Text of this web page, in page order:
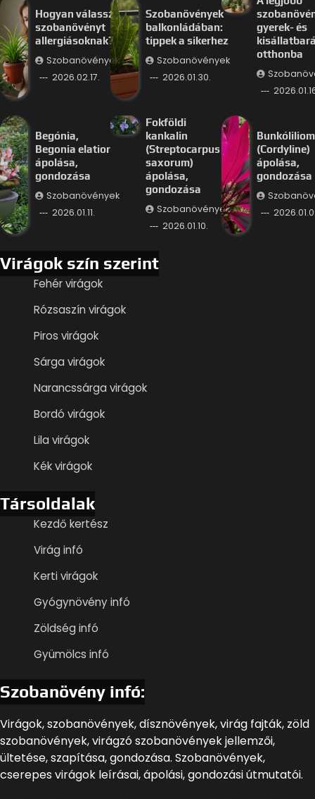
Hogyan válassz
szobanövényt
allergiásoknak?
Szobanövények
2026.02.17.
Szobanövények
balkonládában:
tippek a sikerhez
Szobanövények
2026.01.30.
gyerek- és
otthonba
Begónia,
Begonia elatior
ápolása,
gondozása
Szobanövények
2026.01.11.
Fokföldi
kankalin
(Streptocarpus
saxorum)
ápolása,
gondozása
Szobanövények
2026.01.10.
Bunkóliliom
(Cordyline)
ápolása,
gondozása
Virágok szín szerint
Fehér virágok
Rózsaszín virágok
Piros virágok
Sárga virágok
Narancssárga virágok
Bordó virágok
Lila virágok
Kék virágok
Társoldalak
Kezdő kertész
Virág infó
Kerti virágok
Gyógynövény infó
Zöldség infó
Gyümölcs infó
Szobanövény infó:
Virágok, szobanövények, dísznövények, virág fajták, zöld
szobanövények, virágzó szobanövények jellemzői,
ültetése, szapítása, gondozása. Szobanövények,
cserepes virágok leírásai, ápolási, gondozási útmutatói.